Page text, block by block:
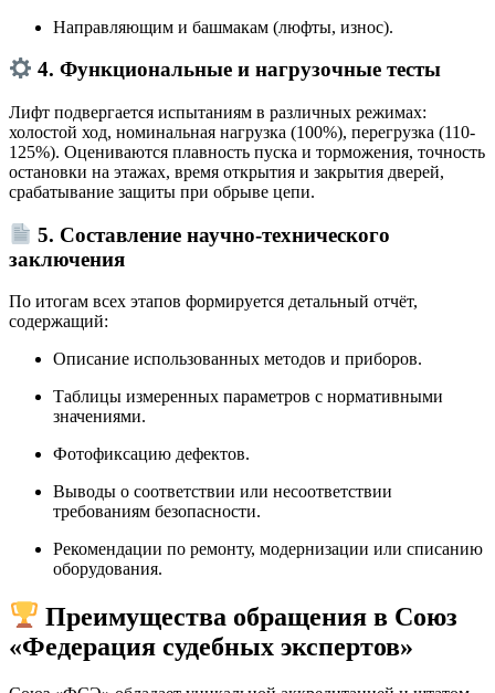
Направляющим и башмакам (люфты, износ).
4. Функциональные и нагрузочные тесты
Лифт подвергается испытаниям в различных режимах:
холостой ход, номинальная нагрузка (100%), перегрузка (110-
125%). Оцениваются плавность пуска и торможения, точность
остановки на этажах, время открытия и закрытия дверей,
срабатывание защиты при обрыве цепи.
5. Составление научно-технического
заключения
По итогам всех этапов формируется детальный отчёт,
содержащий:
Описание использованных методов и приборов.
Таблицы измеренных параметров с нормативными
значениями.
Фотофиксацию дефектов.
Выводы о соответствии или несоответствии
требованиям безопасности.
Рекомендации по ремонту, модернизации или списанию
оборудования.
Преимущества обращения в Союз
«Федерация судебных экспертов»